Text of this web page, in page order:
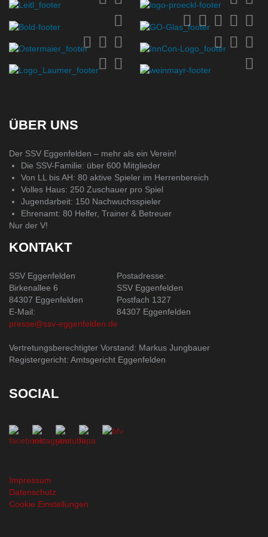
ÜBER UNS
Der SSV Eggenfelden – mehr als ein Verein!
Die SSV-Familie: über 600 Mitglieder
Von LL bis AH: 80 aktive Spieler im Herrenbereich
Volles Haus: 250 Zuschauer pro Spiel
Jugendarbeit: 150 Nachwuchsspieler
Ehrenamt: 80 Helfer, Trainer & Betreuer
Nur der V!
KONTAKT
SSV Eggenfelden
Birkenallee 6
84307 Eggenfelden
E-Mail:
presse@ssv-eggenfelden.de
Postadresse:
SSV Eggenfelden
Postfach 1327
84307 Eggenfelden
Vertretungsberechtigter Vorstand: Markus Jungbauer
Registergericht: Amtsgericht Eggenfelden
SOCIAL
Impressum
Datenschutz
Cookie Einstellungen